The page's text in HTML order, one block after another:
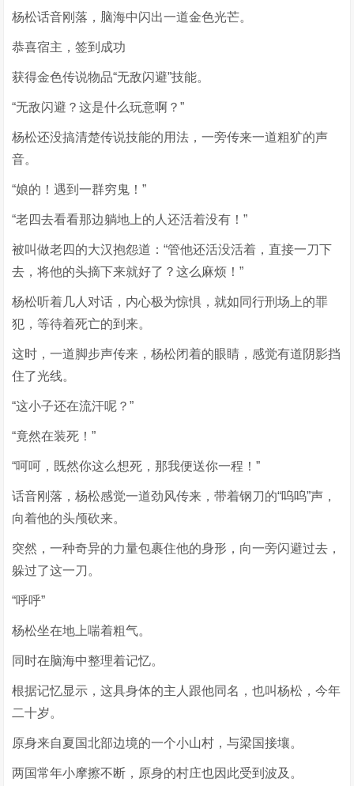
杨松话音刚落，脑海中闪出一道金色光芒。
恭喜宿主，签到成功
获得金色传说物品“无敌闪避”技能。
“无敌闪避？这是什么玩意啊？”
杨松还没搞清楚传说技能的用法，一旁传来一道粗犷的声
音。
“娘的！遇到一群穷鬼！”
“老四去看看那边躺地上的人还活着没有！”
被叫做老四的大汉抱怨道：“管他还活没活着，直接一刀下
去，将他的头摘下来就好了？这么麻烦！”
杨松听着几人对话，内心极为惊惧，就如同行刑场上的罪
犯，等待着死亡的到来。
这时，一道脚步声传来，杨松闭着的眼睛，感觉有道阴影挡
住了光线。
“这小子还在流汗呢？”
“竟然在装死！”
“呵呵，既然你这么想死，那我便送你一程！”
话音刚落，杨松感觉一道劲风传来，带着钢刀的“呜呜”声，
向着他的头颅砍来。
突然，一种奇异的力量包裹住他的身形，向一旁闪避过去，
躲过了这一刀。
“呼呼”
杨松坐在地上喘着粗气。
同时在脑海中整理着记忆。
根据记忆显示，这具身体的主人跟他同名，也叫杨松，今年
二十岁。
原身来自夏国北部边境的一个小山村，与梁国接壤。
两国常年小摩擦不断，原身的村庄也因此受到波及。